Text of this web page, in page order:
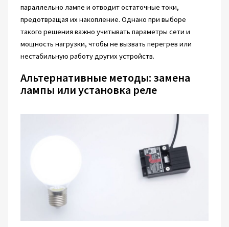
параллельно лампе и отводит остаточные токи,
предотвращая их накопление. Однако при выборе
такого решения важно учитывать параметры сети и
мощность нагрузки, чтобы не вызвать перегрев или
нестабильную работу других устройств.
Альтернативные методы: замена
лампы или установка реле